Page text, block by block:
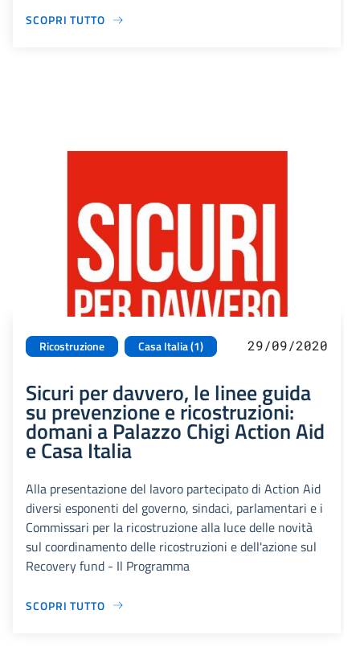
SCOPRI TUTTO
Ricostruzione Casa Italia (1) 29/09/2020
Sicuri per davvero, le linee guida
su prevenzione e ricostruzioni:
domani a Palazzo Chigi Action Aid
e Casa Italia
Alla presentazione del lavoro partecipato di Action Aid
diversi esponenti del governo, sindaci, parlamentari e i
Commissari per la ricostruzione alla luce delle novità
sul coordinamento delle ricostruzioni e dell'azione sul
Recovery fund - Il Programma
SCOPRI TUTTO